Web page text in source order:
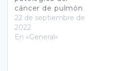
cáncer de pulmón
22 de septiembre de
2022
En «General»